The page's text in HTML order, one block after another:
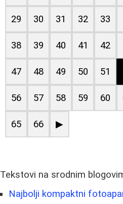
29 30 31 32 33
38 39 40 41 42
47 48 49 50 51
56 57 58 59 60
65 66 ▶
Tekstovi na srodnim
Najbolji kompaktni